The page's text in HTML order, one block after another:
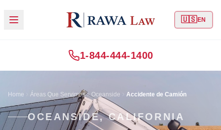
🇺🇸EN
1-844-444-1400
Home Áreas Que Servimos Oceanside Accidente de Camión
OCEANSIDE, CALIFORNIA